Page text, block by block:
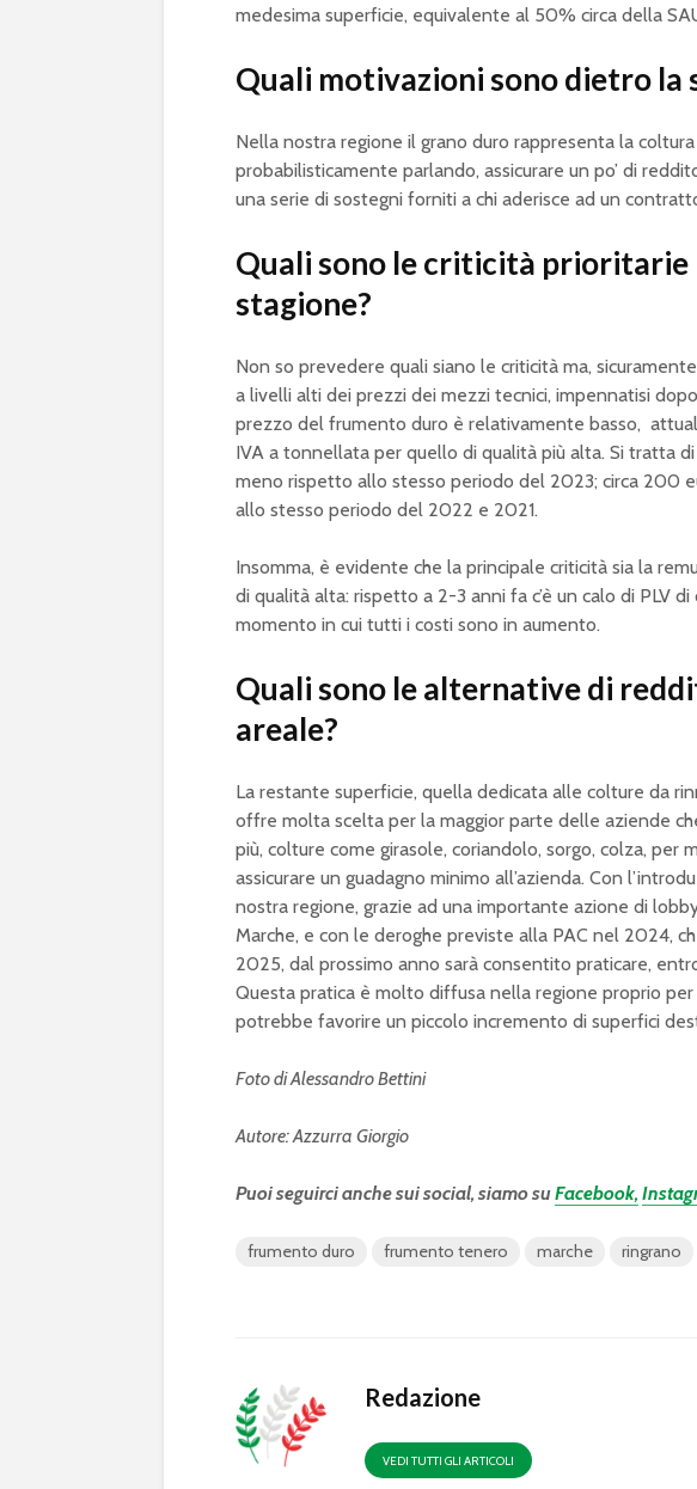
medesima superficie, equivalente al 50% circa della
Quali motivazioni sono dietro la
Nella nostra regione il grano duro rappresenta la coltura
probabilisticamente parlando, assicurare un po’ di
una serie di sostegni forniti a chi aderisce ad un
Quali sono le criticità prioritarie
stagione?
Non so prevedere quali siano le criticità ma,
a livelli alti dei prezzi dei mezzi tecnici, impennatisi
prezzo del frumento duro è relativamente basso,
IVA a tonnellata per quello di qualità più alta. Si tratta
meno rispetto allo stesso periodo del 2023; circa 200
allo stesso periodo del 2022 e 2021.
Insomma, è evidente che la principale criticità sia la
di qualità alta: rispetto a 2-3 anni fa c’è un calo di PLV
momento in cui tutti i costi sono in aumento.
Quali sono le alternative di
areale?
La restante superficie, quella dedicata alle colture da
offre molta scelta per la maggior parte delle aziende
più, colture come girasole, coriandolo, sorgo, colza, per
assicurare un guadagno minimo all’azienda. Con
nostra regione, grazie ad una importante azione di
Marche, e con le deroghe previste alla PAC nel 2024,
2025, dal prossimo anno sarà consentito praticare,
Questa pratica è molto diffusa nella regione proprio
potrebbe favorire un piccolo incremento di superfici
Foto di Alessandro Bettini
Autore: Azzurra Giorgio
Puoi seguirci anche sui social, siamo suFacebook,
frumento duro frumento tenero marche ringrano
Redazione
VEDI TUTTI GLI ARTICOLI